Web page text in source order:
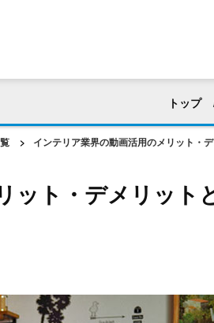
トップ
すべて
建築業界
動画マー
> インテリア業界の動画活用のメリット・
ット・デメリット